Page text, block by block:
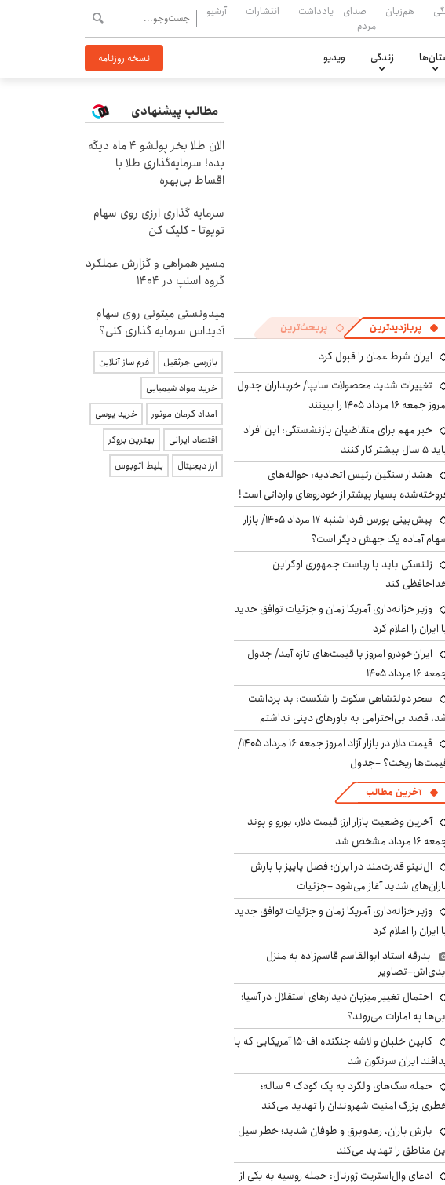
هم‌زبان
صدای
مردم
یادداشت انتشارات آرشیو
زندگی ویدیو نسخه روزنامه
پربازدیدترین پربحث‌ترین
ایران شرط عمان را قبول کرد
تغییرات شدید محصولات سایپا/ خریداران جدول
جمعه ۱۶ مرداد ۱۴۰۵ را ببینند
خبر مهم برای متقاضیان بازنشستگی: این افراد
بیشتر کار کنند
هشدار سنگین رئیس اتحادیه: حواله‌های
بسیار بیشتر از خودروهای وارداتی است!
پیش‌بینی بورس فردا شنبه ۱۷ مرداد ۱۴۰۵/ بازار
آماده یک جهش دیگر است؟
زلنسکی باید با ریاست جمهوری اوکراین
کند
وزیر خزانه‌داری آمریکا زمان و جزئیات توافق جدید
ایران را اعلام کرد
ایران‌خودرو امروز با قیمت‌های تازه آمد/ جدول
۱۶ مرداد ۱۴۰۵
سحر دولتشاهی سکوت را شکست: بد برداشت
قصد بی‌احترامی به باورهای دینی نداشتم
قیمت دلار در بازار آزاد امروز جمعه ۱۶ مرداد ۱۴۰۵/
ریخت؟ +جدول
آخرین مطالب
آخرین وضعیت بازار ارز؛ قیمت دلار، یورو و پوند
مرداد مشخص شد
ال‌نینو قدرت‌مند در ایران؛ فصل پاییز با بارش
شدید آغاز می‌شود +جزئیات
وزیر خزانه‌داری آمریکا زمان و جزئیات توافق جدید
ایران را اعلام کرد
بدرقه استاد ابوالقاسم قاسم‌زاده به منزل
احتمال تغییر میزبان دیدارهای استقلال در آسیا؛
به امارات می‌روند؟
کابین خلبان و لاشه جنگنده اف-۱۵ آمریکایی که با
ایران سرنگون شد
حمله سگ‌های ولگرد به یک کودک ۹ ساله؛
بزرگ امنیت شهروندان را تهدید می‌کند
بارش باران، رعدوبرق و طوفان شدید؛ خطر سیل
مناطق را تهدید می‌کند
ادعای وال‌استریت ژورنال: حمله روسیه به یکی از
مطالب پیشنهادی
الان طلا بخر پولشو 4 ماه دیگه
بده! سرمایه‌گذاری طلا با
اقساط بی‌بهره
سرمایه گذاری ارزی روی سهام
تویوتا - کلیک کن
مسیر همراهی و گزارش عملکرد
گروه اسنپ در ۱۴۰۴
میدونستی میتونی روی سهام
آدیداس سرمایه گذاری کنی؟
بازرسی جرثقیل
فرم ساز آنلاین
خرید مواد شیمیایی
امداد کرمان موتور
خرید یوسی
اقتصاد ایرانی
بهترین بروکر
ارز دیجیتال
بلیط اتوبوس